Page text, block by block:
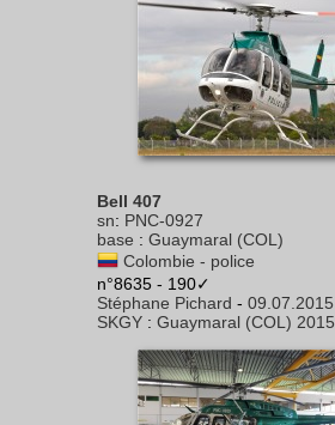
Bell 407
sn: PNC-0927
base : Guaymaral (COL)
Colombie - police
n°8635 - 190✓
Stéphane Pichard - 09.07.2015
SKGY : Guaymaral (COL) 2015